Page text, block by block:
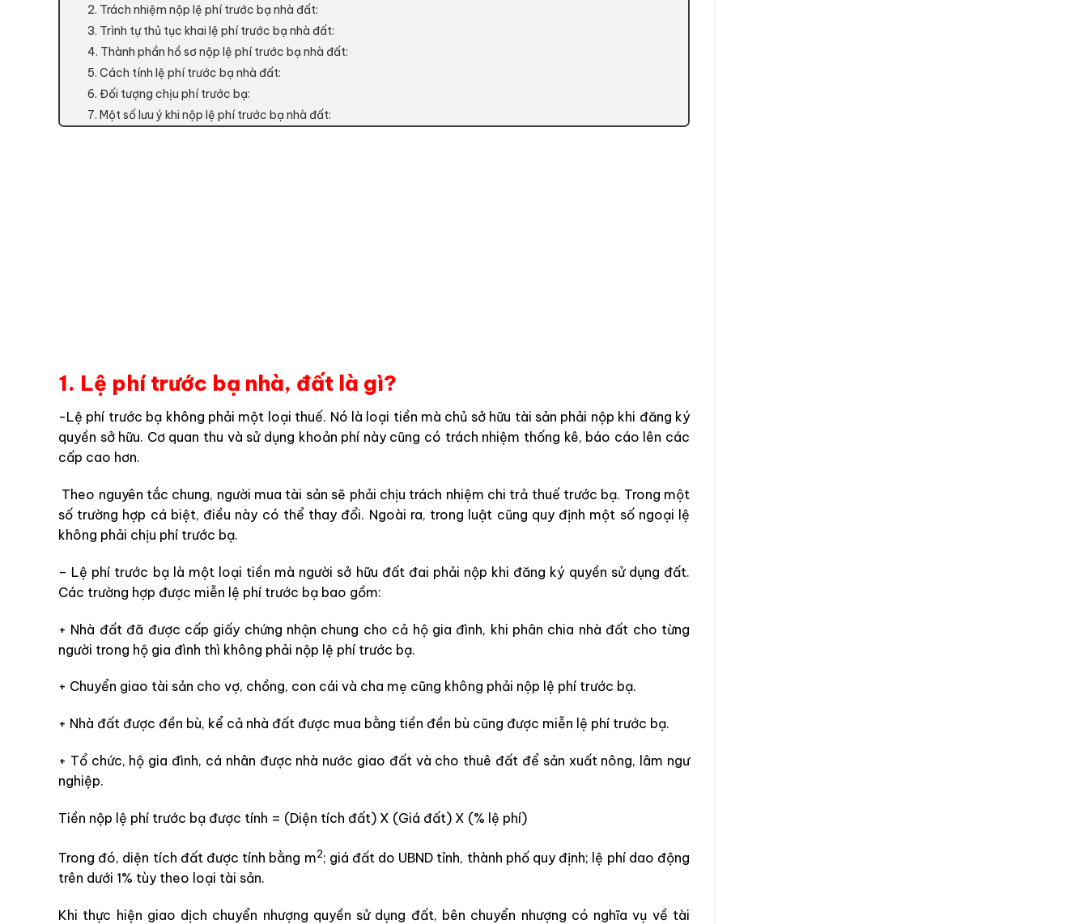
2. Trách nhiệm nộp lệ phí trước bạ nhà đất:
3. Trình tự thủ tục khai lệ phí trước bạ nhà đất:
4. Thành phần hồ sơ nộp lệ phí trước bạ nhà đất:
5. Cách tính lệ phí trước bạ nhà đất:
6. Đối tượng chịu phí trước bạ:
7. Một số lưu ý khi nộp lệ phí trước bạ nhà đất:
1. Lệ phí trước bạ nhà, đất là gì?
-Lệ phí trước bạ không phải một loại thuế. Nó là loại tiền mà chủ sở hữu tài sản phải nộp khi đăng ký
quyền sở hữu. Cơ quan thu và sử dụng khoản phí này cũng có trách nhiệm thống kê, báo cáo lên các
cấp cao hơn.
Theo nguyên tắc chung, người mua tài sản sẽ phải chịu trách nhiệm chi trả thuế trước bạ. Trong một
số trường hợp cá biệt, điều này có thể thay đổi. Ngoài ra, trong luật cũng quy định một số ngoại lệ
không phải chịu phí trước bạ.
– Lệ phí trước bạ là một loại tiền mà người sở hữu đất đai phải nộp khi đăng ký quyền sử dụng đất.
Các trường hợp được miễn lệ phí trước bạ bao gồm:
+ Nhà đất đã được cấp giấy chứng nhận chung cho cả hộ gia đình, khi phân chia nhà đất cho từng
người trong hộ gia đình thì không phải nộp lệ phí trước bạ.
+ Chuyển giao tài sản cho vợ, chồng, con cái và cha mẹ cũng không phải nộp lệ phí trước bạ.
+ Nhà đất được đền bù, kể cả nhà đất được mua bằng tiền đền bù cũng được miễn lệ phí trước bạ.
+ Tổ chức, hộ gia đình, cá nhân được nhà nước giao đất và cho thuê đất để sản xuất nông, lâm ngư
nghiệp.
Tiền nộp lệ phí trước bạ được tính = (Diện tích đất) X (Giá đất) X (% lệ phí)
Trong đó, diện tích đất được tính bằng m2; giá đất do UBND tỉnh, thành phố quy định; lệ phí dao động
trên dưới 1% tùy theo loại tài sản.
Khi thực hiện giao dịch chuyển nhượng quyền sử dụng đất, bên chuyển nhượng có nghĩa vụ về tài